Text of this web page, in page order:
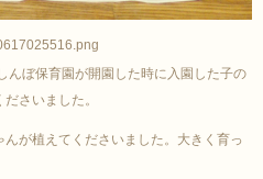
んぼ保育園が開園した時に入園した子の
さいました。
んが植えてくださいました。大きく育っ